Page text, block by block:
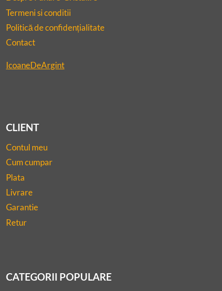
Termeni si conditii
Politică de confidențialitate
Contact
IcoaneDeArgint
CLIENT
Contul meu
Cum cumpar
Plata
Livrare
Garantie
Retur
CATEGORII POPULARE